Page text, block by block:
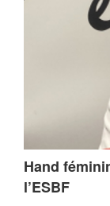
Hand
l’ESBF